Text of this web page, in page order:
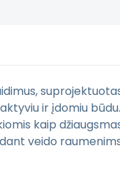
ir įdomiu
kaip
veido